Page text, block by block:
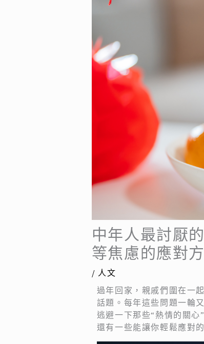
中年人最討厭
等焦慮的應對
/ 人文
過年回家，親戚們圍在一
話題。每年這些問題一輪
逃避一下那些“熱情的關心
還有一些能讓你輕鬆應對